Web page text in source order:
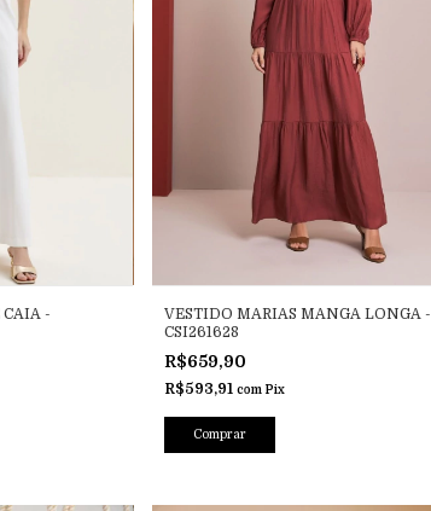
CAIA -
VESTIDO MARIAS MANGA LONGA -
CSI261628
R$659,90
R$593,91 com Pix
Comprar